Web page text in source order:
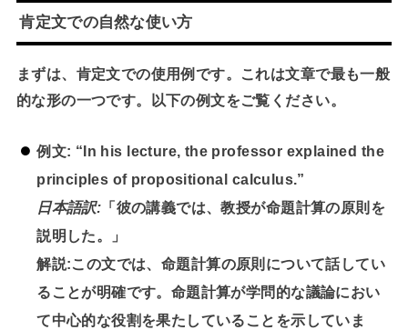
肯定文での自然な使い方
まずは、肯定文での使用例です。これは文章で最も一般
的な形の一つです。以下の例文をご覧ください。
例文: “In his lecture, the professor explained the
principles of propositional calculus.”
日本語訳: 「彼の講義では、教授が命題計算の原則を
説明した。」
解説:この文では、命題計算の原則について話してい
ることが明確です。命題計算が学問的な議論におい
て中心的な役割を果たしていることを示していま